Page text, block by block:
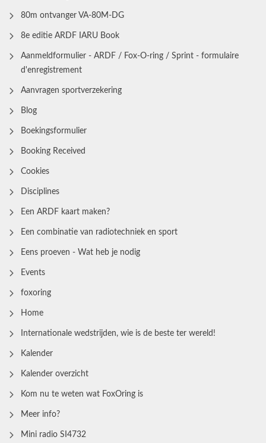
80m ontvanger VA-80M-DG
8e editie ARDF IARU Book
Aanmeldformulier - ARDF / Fox-O-ring / Sprint - formulaire
d'enregistrement
Aanvragen sportverzekering
Blog
Boekingsformulier
Booking Received
Cookies
Disciplines
Een ARDF kaart maken?
Een combinatie van radiotechniek en sport
Eens proeven - Wat heb je nodig
Events
foxoring
Home
Internationale wedstrijden, wie is de beste ter wereld!
Kalender
Kalender overzicht
Kom nu te weten wat FoxOring is
Meer info?
Mini radio SI4732